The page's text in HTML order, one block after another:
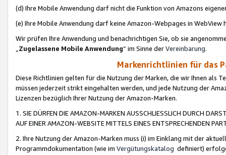
(d) Ihre Mobile Anwendung darf nicht die Funktion von Amazons
(e) Ihre Mobile Anwendung darf keine Amazon-Webpages in WebView
Wir prüfen Ihre Anwendung und benachrichtigen Sie, ob sie
„Zugelassene Mobile Anwendung“ im Sinne derVereinbarung.
Markenrichtlinien für das
Diese Richtlinien gelten für die Nutzung der Marken, die wir Ihnen als
müssen jederzeit strikt eingehalten werden, und jede Nutzung der
Lizenzen bezüglich Ihrer Nutzung der Amazon-Marken.
1. SIE DÜRFEN DIE AMAZON-MARKEN AUSSCHLIESSLICH DURCH
AUF EINER AMAZON-WEBSITE MITTELS EINES ENTSPRECHENDEN
2. Ihre Nutzung der Amazon-Marken muss (i) im Einklang mit der
Programmdokumentation (wie im Vergütungskatalog definiert)